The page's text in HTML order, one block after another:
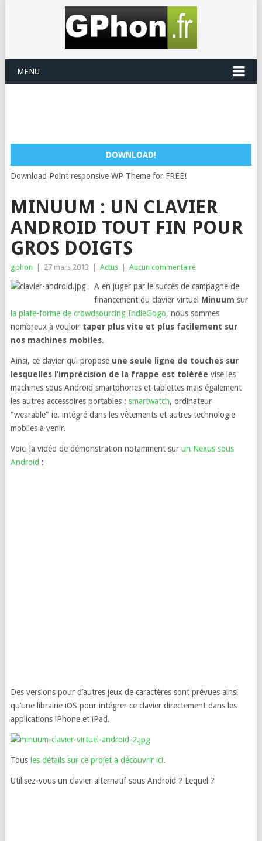
MENU
DOWNLOAD!
Download Point responsive WP Theme for FREE!
MINUUM : UN CLAVIER
ANDROID TOUT FIN POUR
GROS DOIGTS
gphon 27 mars 2013 Actus Aucun commentaire
A en juger par le succès de campagne de
financement du clavier virtuel Minuum sur
la plate-forme de crowdsourcing IndieGogo, nous sommes
nombreux à vouloir taper plus vite et plus facilement sur
nos machines mobiles.
Ainsi, ce clavier qui propose une seule ligne de touches sur
lesquelles l’imprécision de la frappe est tolérée vise les
machines sous Android smartphones et tablettes mais également
les autres accessoires portables : smartwatch, ordinateur
"wearable" ie. intégré dans les vêtements et autres technologie
mobiles à venir.
Voici la vidéo de démonstration notamment sur un Nexus sous
Android :
Des versions pour d’autres jeux de caractères sont prévues ainsi
qu’une librairie iOS pour intégrer ce clavier directement dans les
applications iPhone et iPad.
Tous les détails sur ce projet à découvrir ici.
Utilisez-vous un clavier alternatif sous Android ? Lequel ?